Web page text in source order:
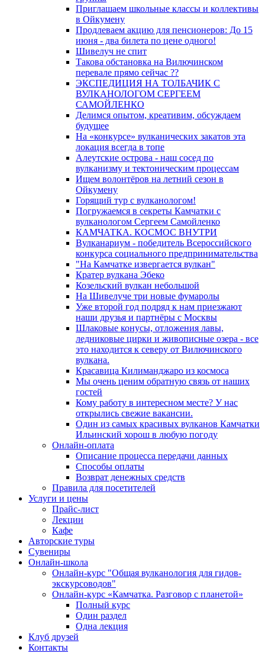
Приглашаем школьные классы и коллективы
в Ойкумену
Продлеваем акцию для пенсионеров: До 15
июня - два билета по цене одного!
Шивелуч не спит
Такова обстановка на Вилючинском
перевале прямо сейчас ??
ЭКСПЕДИЦИЯ НА ТОЛБАЧИК С
ВУЛКАНОЛОГОМ СЕРГЕЕМ
САМОЙЛЕНКО
Делимся опытом, креативим, обсуждаем
будущее
На «конкурсе» вулканических закатов эта
локация всегда в топе
Алеутские острова - наш сосед по
вулканизму и тектоническим процессам
Ищем волонтёров на летний сезон в
Ойкумену
Горящий тур с вулканологом!
Погружаемся в секреты Камчатки с
вулканологом Сергеем Самойленко
КАМЧАТКА. КОСМОС ВНУТРИ
Вулканариум - победитель Всероссийского
конкурса социального предпринимательства
"На Камчатке извергается вулкан"
Кратер вулкана Эбеко
Козельский вулкан небольшой
На Шивелуче три новые фумаролы
Уже второй год подряд к нам приезжают
наши друзья и партнёры с Москвы
Шлаковые конусы, отложения лавы,
ледниковые цирки и живописные озера - все
это находится к северу от Вилючинского
вулкана.
Красавица Килиманджаро из космоса
Мы очень ценим обратную связь от наших
гостей
Кому работу в интересном месте? У нас
открылись свежие вакансии.
Один из самых красивых вулканов Камчатки
Ильинский хорош в любую погоду
Онлайн-оплата
Описание процесса передачи данных
Способы оплаты
Возврат денежных средств
Правила для посетителей
Услуги и цены
Прайс-лист
Лекции
Кафе
Авторские туры
Сувениры
Онлайн-школа
Онлайн-курс "Общая вулканология для гидов-
экскурсоводов"
Онлайн-курс «Камчатка. Разговор с планетой»
Полный курс
Один раздел
Одна лекция
Клуб друзей
Контакты